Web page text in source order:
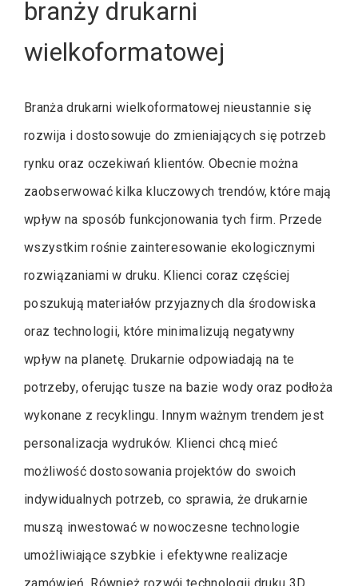
branży drukarni
wielkoformatowej
Branża drukarni wielkoformatowej nieustannie się
rozwija i dostosowuje do zmieniających się potrzeb
rynku oraz oczekiwań klientów. Obecnie można
zaobserwować kilka kluczowych trendów, które mają
wpływ na sposób funkcjonowania tych firm. Przede
wszystkim rośnie zainteresowanie ekologicznymi
rozwiązaniami w druku. Klienci coraz częściej
poszukują materiałów przyjaznych dla środowiska
oraz technologii, które minimalizują negatywny
wpływ na planetę. Drukarnie odpowiadają na te
potrzeby, oferując tusze na bazie wody oraz podłoża
wykonane z recyklingu. Innym ważnym trendem jest
personalizacja wydruków. Klienci chcą mieć
możliwość dostosowania projektów do swoich
indywidualnych potrzeb, co sprawia, że drukarnie
muszą inwestować w nowoczesne technologie
umożliwiające szybkie i efektywne realizacje